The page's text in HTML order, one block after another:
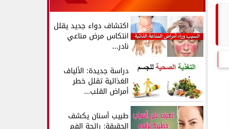
اكتشاف دواء جديد يقلل
انتكاس مرض مناعي
نادر...
دراسة جديدة: الألياف
الغذائية تقلل خطر
أمراض القلب...
طبيب أسنان يكشف
الحقيقة: رائحة الفم